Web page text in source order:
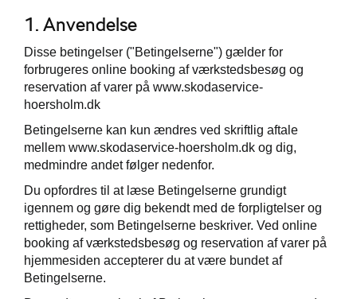
1. Anvendelse
Disse betingelser ("Betingelserne") gælder for
forbrugeres online booking af værkstedsbesøg og
reservation af varer på www.skodaservice-
hoersholm.dk
Betingelserne kan kun ændres ved skriftlig aftale
mellem www.skodaservice-hoersholm.dk og dig,
medmindre andet følger nedenfor.
Du opfordres til at læse Betingelserne grundigt
igennem og gøre dig bekendt med de forpligtelser og
rettigheder, som Betingelserne beskriver. Ved online
booking af værkstedsbesøg og reservation af varer på
hjemmesiden accepterer du at være bundet af
Betingelserne.